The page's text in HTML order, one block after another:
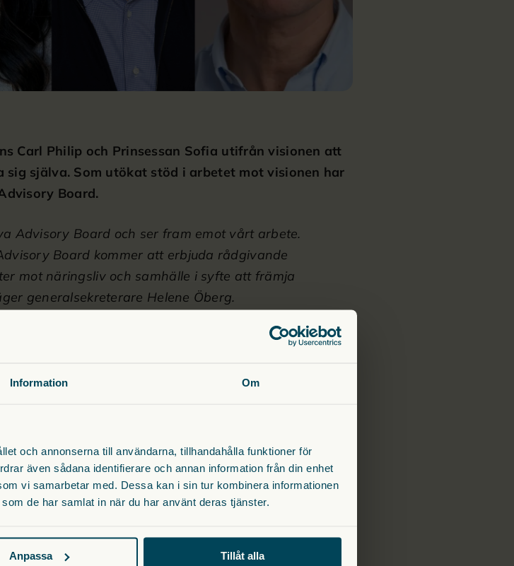
Information Om
och annonserna till användarna, tillhandahålla funktioner för
även sådana identifierare och annan information från din enhet
vi samarbetar med. Dessa kan i sin tur kombinera informationen
de har samlat in när du har använt deras tjänster.
Anpassa Tillåt alla
Carl Philip och Prinsessan Sofia utifrån visionen att
själva. Som utökat stöd i arbetet mot visionen har
Board.
Advisory Board och ser fram emot vårt arbete.
Board kommer att erbjuda rådgivande
mot näringsliv och samhälle i syfte att främja
generalsekreterare Helene Öberg.
Norden
som grundar sig på Prinsparets
på barns rättigheter samt trygghet på nätet.